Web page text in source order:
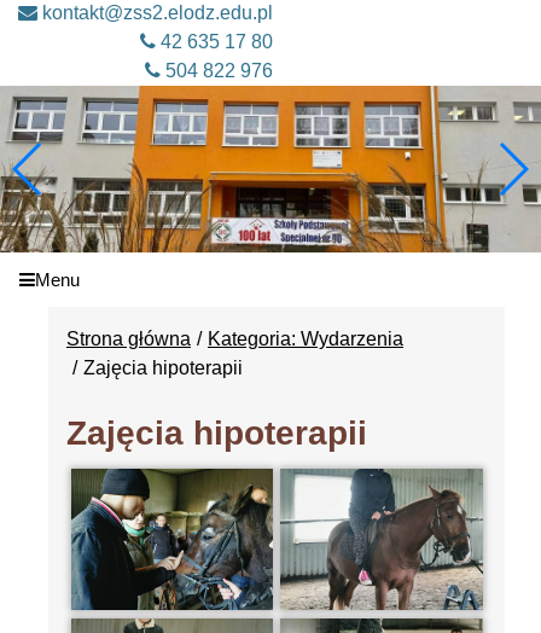
kontakt@zss2.elodz.edu.pl
42 635 17 80
504 822 976
Menu
Strona główna
Kategoria: Wydarzenia
Zajęcia hipoterapii
Zajęcia hipoterapii